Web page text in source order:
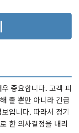
중요합니다. 고객 피
줄 뿐만 아니라 긴급
입니다. 따라서 정기
한 의사결정을 내리